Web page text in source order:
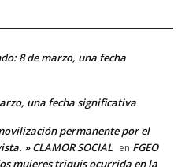
8 de marzo, una fecha
una fecha significativa
permanente por el
» CLAMOR SOCIAL en FGEO
mujeres triquis ocurrida en la